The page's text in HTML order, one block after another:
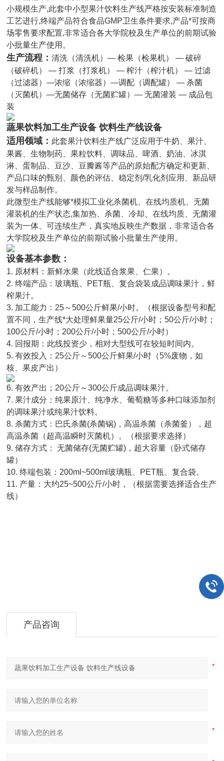
小规模生产,此套中小型果汁饮料生产线严格按安装标准制造
工艺进行,终端产品符合食品GMP卫生条件要求,产品*可按商
场零售要求配置,非常适合各大学院校及生产单位的前期试验
小批量生产使用。
生产流程：清洗（清洗机）— 检果（检果机） — 破碎
（破碎机） — 打浆（打浆机） — 榨汁（榨汁机） — 过滤
（过滤器）—浓缩（浓缩器）—调配（调配罐） — 杀菌
（灭菌机）—无菌储存（无菌贮罐）— 无菌灌装 — 成品包
装
蔬果饮料加工生产设备 饮料生产线设备
适用领域： 此套果汁饮料生产线广泛应用于牛奶、果汁、
果酱、生物制药、果粒饮料、调味品、啤酒、奶油、冰淇
淋、蛋制品、豆沙、豆瓣酱等产品的原始配方确定和更新、
产品口味的甄别、颜色的评估、稳定剂/乳化剂应用、新品研
发与样品制作。
此微型生产线能够*模拟工业化杀菌机、在线均质机、无菌
灌装机的生产状态,集加热、杀菌、冷却、在线均质、无菌灌
装为一体、可连续生产，真实地反映生产数据，非常适合各
大学院校及生产单位的前期试验小批量生产使用。
设备基本参数：
1. 原材料：新鲜水果（此线适合浆果、仁果）。
2. 终端产品：玻璃瓶、PET瓶、复合袋装成品调味果汁，鲜
榨果汁。
3. 加工能力：25～500公斤鲜果/小时。（根据设备型号和配
置不同，生产线*大处理鲜果量25公斤/小时；50公斤/小时；
100公斤/小时；200公斤/小时；500公斤/小时）
4. 回报期：此线投资少，相对大型线可在较短时间内。
5. 有效投入：25公斤～500公斤鲜果/小时（5%废物，如
核、果皮产出）
6. 有效产出；20公斤～300公斤成品调味果汁。
7. 果汁成分：纯果原汁、纯净水、葡萄糖等多种口味添加剂
的调味果汁或纯果汁饮料。
8. 杀菌方式：巴氏杀菌(杀菌锅)，高温杀菌（杀菌釜），超
高温杀菌（超高温瞬时灭菌机）。（根据要求选择）
9. 储存方式： 无菌储存(无菌贮罐)，超大容量（卧式储存
罐）
10. 终端包装：200ml~500ml玻璃瓶、PET瓶、复合袋。
11. 产量：大约25~500公斤/小时，（根据需要选择适合生产
线）
产品咨询